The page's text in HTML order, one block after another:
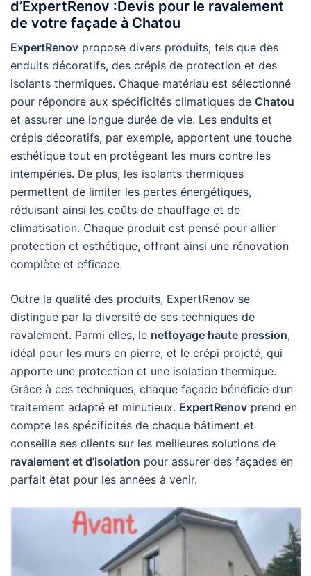
d’ExpertRenov :Devis pour le ravalement
de votre façade à Chatou
ExpertRenov propose divers produits, tels que des
enduits décoratifs, des crépis de protection et des
isolants thermiques. Chaque matériau est sélectionné
pour répondre aux spécificités climatiques de Chatou
et assurer une longue durée de vie. Les enduits et
crépis décoratifs, par exemple, apportent une touche
esthétique tout en protégeant les murs contre les
intempéries. De plus, les isolants thermiques
permettent de limiter les pertes énergétiques,
réduisant ainsi les coûts de chauffage et de
climatisation. Chaque produit est pensé pour allier
protection et esthétique, offrant ainsi une rénovation
complète et efficace.
Outre la qualité des produits, ExpertRenov se
distingue par la diversité de ses techniques de
ravalement. Parmi elles, le nettoyage haute pression,
idéal pour les murs en pierre, et le crépi projeté, qui
apporte une protection et une isolation thermique.
Grâce à ces techniques, chaque façade bénéficie d’un
traitement adapté et minutieux. ExpertRenov prend en
compte les spécificités de chaque bâtiment et
conseille ses clients sur les meilleures solutions de
ravalement et d’isolation pour assurer des façades en
parfait état pour les années à venir.